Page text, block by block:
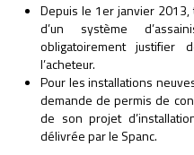
Depuis le 1er janvier 2013,
d’un système
obligatoirement justifier
l’acheteur.
Pour les installations
demande de permis de
de son projet
délivrée par le Spanc.